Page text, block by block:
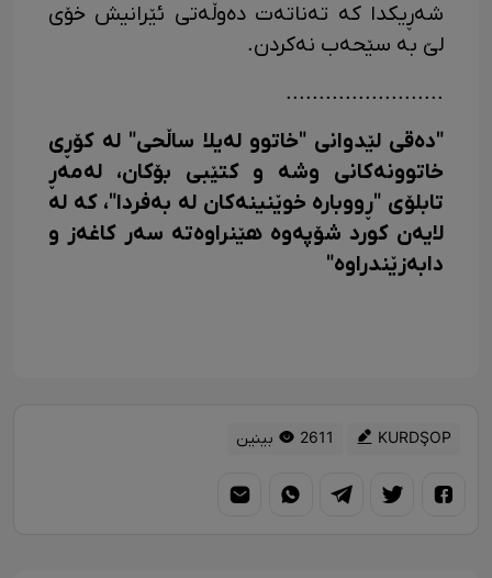
شەڕیکدا کە تەناتەت دەوڵەتی ئێرانیش خۆی
لێ بە سێحەب نەکردن.
........................
"دەقی لێدوانی "خاتوو لەیلا ساڵحی" لە کۆڕی
خاتوونەکانی وشە و کتێبی بۆکان، لەمەڕ
تابلۆی "ڕووبارە خوێنینەکان لە بەفردا"، کە لە
لایەن کورد شۆپەوە هێنراوەتە سەر کاغەز و
دابەزێندراوە"
KURDŞOP 2611 بینین